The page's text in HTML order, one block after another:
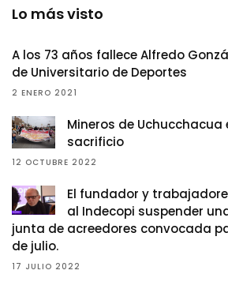
Lo más visto
A los 73 años fallece Alfredo
de Universitario de Deportes
2 ENERO 2021
Mineros de
sacrificio
12 OCTUBRE 2022
El fundador y
al Indecopi suspender
junta de acreedores convocada
de julio.
17 JULIO 2022